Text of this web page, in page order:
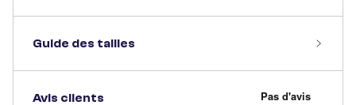
Guide des tailles
Avis clients